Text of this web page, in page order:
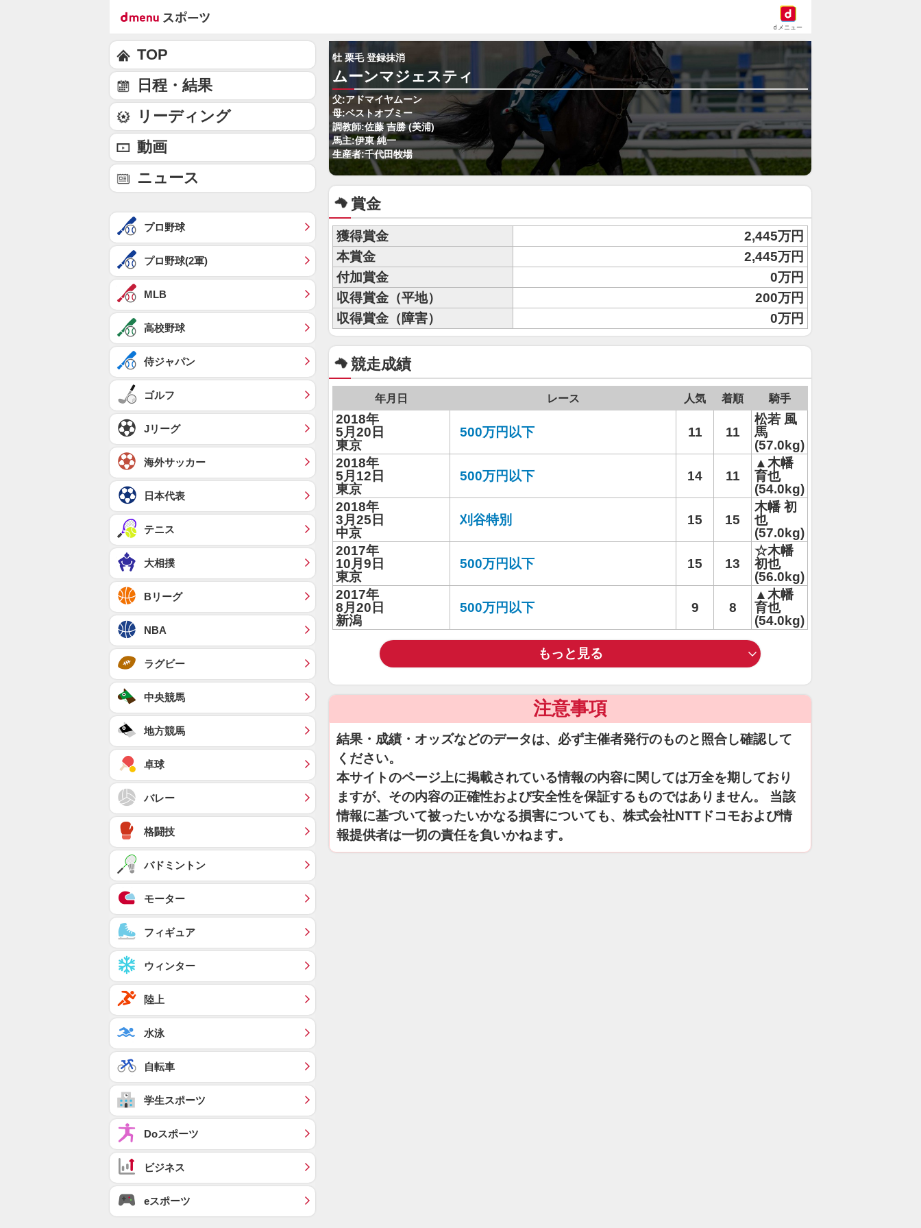
dメニュー
牡 栗毛 登録抹消
ムーンマジェスティ
父:アドマイヤムーン
母:ベストオブミー
調教師:佐藤 吉勝 (美浦)
馬主:伊東 純一
生産者:千代田牧場
賞金
獲得賞金
2,445万円
本賞金
2,445万円
付加賞金
0万円
収得賞金（平地）
200万円
収得賞金（障害）
0万円
競走成績
年月日 レース 人気 着順 騎手
2018年
5月20日
東京
500万円以下 11 11
松若 風
馬
(57.0kg)
2018年
5月12日
東京
500万円以下 14 11
▲木幡
育也
(54.0kg)
2018年
3月25日
中京
刈谷特別 15 15
木幡 初
也
(57.0kg)
2017年
10月9日
東京
500万円以下 15 13
☆木幡
初也
(56.0kg)
2017年
8月20日
新潟
500万円以下 9 8
▲木幡
育也
(54.0kg)
もっと見る
注意事項
結果・成績・オッズなどのデータは、必ず主催者発行のものと照合し確認して
ください。
本サイトのページ上に掲載されている情報の内容に関しては万全を期しており
ますが、その内容の正確性および安全性を保証するものではありません。 当該
情報に基づいて被ったいかなる損害についても、株式会社NTTドコモおよび情
報提供者は一切の責任を負いかねます。
TOP
日程・結果
リーディング
動画
ニュース
プロ野球
プロ野球(2軍)
MLB
高校野球
侍ジャパン
ゴルフ
Jリーグ
海外サッカー
日本代表
テニス
大相撲
Bリーグ
NBA
ラグビー
中央競馬
地方競馬
卓球
バレー
格闘技
バドミントン
モーター
フィギュア
ウィンター
陸上
水泳
自転車
学生スポーツ
Doスポーツ
ビジネス
eスポーツ